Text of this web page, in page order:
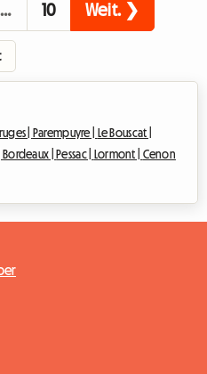
… 10 Weit. ❯
| Parempuyre |
Le Bouscat |
Bordeaux | Pessac | Lormont | Cenon